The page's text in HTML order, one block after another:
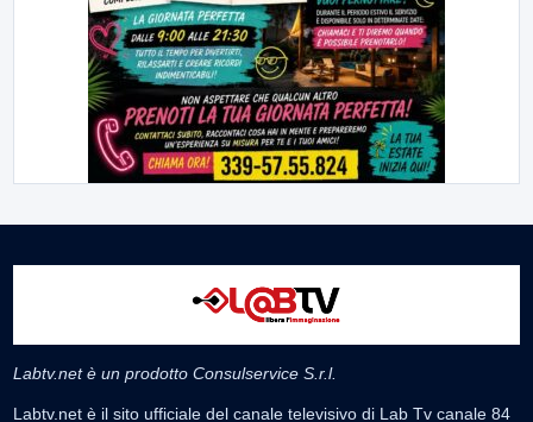
Labtv.net è un prodotto Consulservice S.r.l.
Labtv.net è il sito ufficiale del canale televisivo di Lab Tv canale 84